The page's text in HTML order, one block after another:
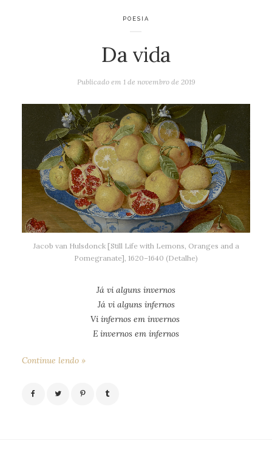
POESIA
Da vida
Publicado em 1 de novembro de 2019
Jacob van Hulsdonck [Still Life with Lemons, Oranges and a
Pomegranate], 1620–1640 (Detalhe)
Já vi alguns invernos
Já vi alguns infernos
Vi infernos em invernos
E invernos em infernos
Continue lendo »